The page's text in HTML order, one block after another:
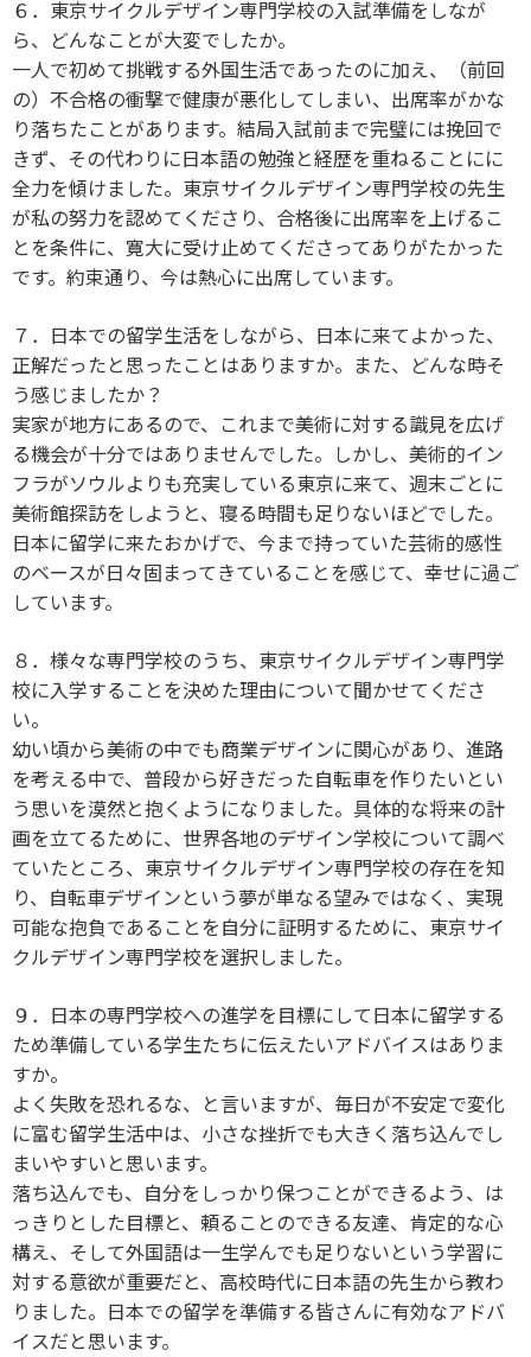
６．東京サイクルデザイン専門学校の入試準備をしなが
ら、どんなことが大変でしたか。
一人で初めて挑戦する外国生活であったのに加え、（前回
の）不合格の衝撃で健康が悪化してしまい、出席率がかな
り落ちたことがあります。結局入試前まで完璧には挽回で
きず、その代わりに日本語の勉強と経歴を重ねることにに
全力を傾けました。東京サイクルデザイン専門学校の先生
が私の努力を認めてくださり、合格後に出席率を上げるこ
とを条件に、寛大に受け止めてくださってありがたかった
です。約束通り、今は熱心に出席しています。
７．日本での留学生活をしながら、日本に来てよかった、
正解だったと思ったことはありますか。また、どんな時そ
う感じましたか？
実家が地方にあるので、これまで美術に対する識見を広げ
る機会が十分ではありませんでした。しかし、美術的イン
フラがソウルよりも充実している東京に来て、週末ごとに
美術館探訪をしようと、寝る時間も足りないほどでした。
日本に留学に来たおかげで、今まで持っていた芸術的感性
のベースが日々固まってきていることを感じて、幸せに過ご
しています。
８．様々な専門学校のうち、東京サイクルデザイン専門学
校に入学することを決めた理由について聞かせてくださ
い。
幼い頃から美術の中でも商業デザインに関心があり、進路
を考える中で、普段から好きだった自転車を作りたいとい
う思いを漠然と抱くようになりました。具体的な将来の計
画を立てるために、世界各地のデザイン学校について調べ
ていたところ、東京サイクルデザイン専門学校の存在を知
り、自転車デザインという夢が単なる望みではなく、実現
可能な抱負であることを自分に証明するために、東京サイ
クルデザイン専門学校を選択しました。
９．日本の専門学校への進学を目標にして日本に留学する
ため準備している学生たちに伝えたいアドバイスはありま
すか。
よく失敗を恐れるな、と言いますが、毎日が不安定で変化
に富む留学生活中は、小さな挫折でも大きく落ち込んでし
まいやすいと思います。
落ち込んでも、自分をしっかり保つことができるよう、は
っきりとした目標と、頼ることのできる友達、肯定的な心
構え、そして外国語は一生学んでも足りないという学習に
対する意欲が重要だと、高校時代に日本語の先生から教わ
りました。日本での留学を準備する皆さんに有効なアドバ
イスだと思います。